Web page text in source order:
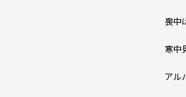
喪中
寒中
アル